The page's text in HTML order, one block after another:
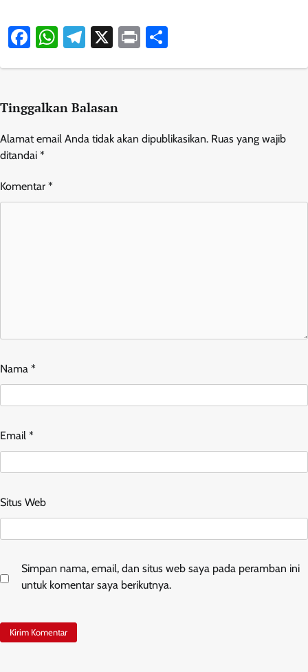
Facebook
WhatsApp
Telegram
X Print
Tinggalkan Balasan
Alamat email Anda tidak akan dipublikasikan. Ruas yang wajib
ditandai *
Komentar *
Nama *
Email *
Situs Web
Simpan nama, email, dan situs web saya pada peramban ini
untuk komentar saya berikutnya.